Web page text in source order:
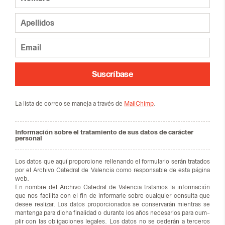
Suscríbase
La lis­ta de co­rreo se ma­ne­ja a tra­vés de MailChimp
Información sobre el tratamiento de sus datos de carácter
personal
Los da­tos que aquí pro­por­cio­ne re­lle­nan­do el for­mu­la­rio se­rán tra­ta­dos
por el Ar­chi­vo Ca­te­dral de Va­len­cia como res­pon­sa­ble de esta pá­gi­na
web.
En nom­bre del Ar­chi­vo Ca­te­dral de Va­len­cia tra­ta­mos la in­for­ma­ción
que nos fa­ci­li­ta con el fin de in­for­mar­le so­bre cual­quier con­sul­ta que
desee rea­li­zar. Los da­tos pro­por­cio­na­dos se con­ser­va­rán mien­tras se
man­ten­ga para di­cha fi­na­li­dad o du­ran­te los años ne­ce­sa­rios para cum­
plir con las obli­ga­cio­nes le­ga­les. Los da­tos no se ce­de­rán a ter­ce­ros